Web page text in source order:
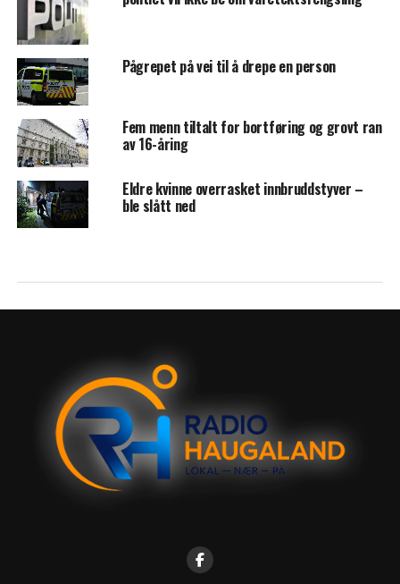
Pågrepet på vei til å drepe en person
Fem menn tiltalt for bortføring og grovt ran
av 16-åring
Eldre kvinne overrasket innbruddstyver –
ble slått ned